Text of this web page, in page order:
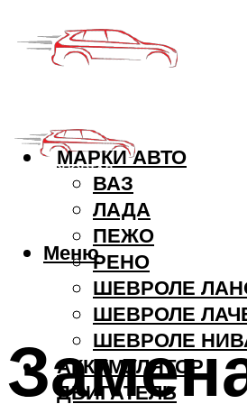
МАРКИ АВТО
ВАЗ
ЛАДА
ПЕЖО
РЕНО
ШЕВРОЛЕ
ШЕВРОЛЕ
ШЕВРОЛЕ
АККУМУЛЯТОР
ДВИГАТЕЛЬ
Меню